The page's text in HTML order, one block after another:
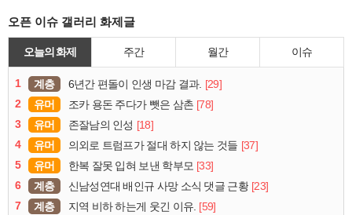
오픈 이슈 갤러리 화제글
오늘의 화제 주간 월간 이슈
1 계층 6년간 편돌이 인생 마감 결과. [29]
2
유머 조카 용돈 주다가 뺏은 삼촌 [78]
3
유머 존잘남의 인성 [18]
4
유머 의외로 트럼프가 절대 하지 않는 것들 [37]
5
유머 한복 잘못 입혀 보낸 학부모 [33]
6
계층 신남성연대 배인규 사망 소식 댓글 근황 [23]
7
계층 지역 비하 하는게 웃긴 이유. [59]